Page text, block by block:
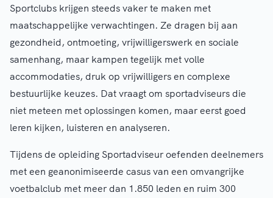
Sportclubs krijgen steeds vaker te maken met
maatschappelijke verwachtingen. Ze dragen bij aan
gezondheid, ontmoeting, vrijwilligerswerk en sociale
samenhang, maar kampen tegelijk met volle
accommodaties, druk op vrijwilligers en complexe
bestuurlijke keuzes. Dat vraagt om sportadviseurs die
niet meteen met oplossingen komen, maar eerst goed
leren kijken, luisteren en analyseren.
Tijdens de opleiding Sportadviseur oefenden deelnemers
met een geanonimiseerde casus van een omvangrijke
voetbalclub met meer dan 1.850 leden en ruim 300